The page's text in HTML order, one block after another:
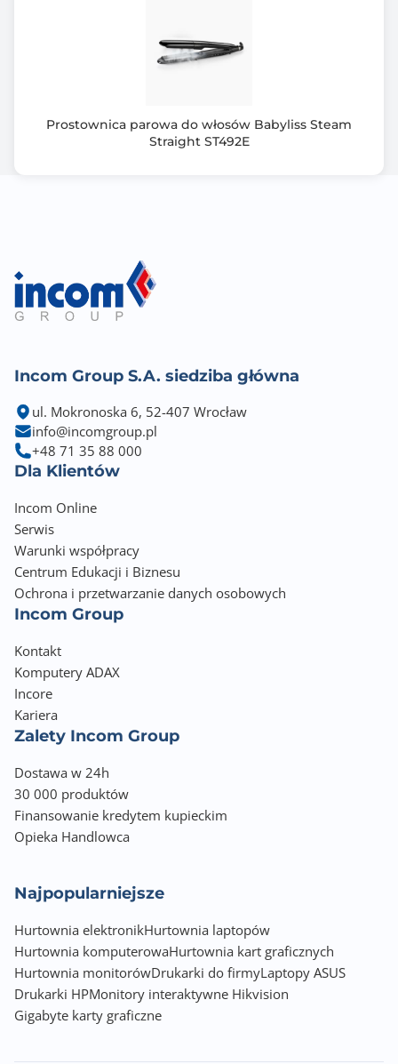
Prostownica parowa do włosów Babyliss Steam
Straight ST492E
Incom Group S.A. siedziba główna
ul. Mokronoska 6, 52-407 Wrocław
info@incomgroup.pl
+48 71 35 88 000
Dla Klientów
Incom Online
Serwis
Warunki współpracy
Centrum Edukacji i Biznesu
Ochrona i przetwarzanie danych osobowych
Incom Group
Kontakt
Komputery ADAX
Incore
Kariera
Zalety Incom Group
Dostawa w 24h
30 000 produktów
Finansowanie kredytem kupieckim
Opieka Handlowca
Najpopularniejsze
Hurtownia elektronikHurtownia laptopów
Hurtownia komputerowaHurtownia kart graficznych
Hurtownia monitorówDrukarki do firmyLaptopy ASUS
Drukarki HPMonitory interaktywne Hikvision
Gigabyte karty graficzne